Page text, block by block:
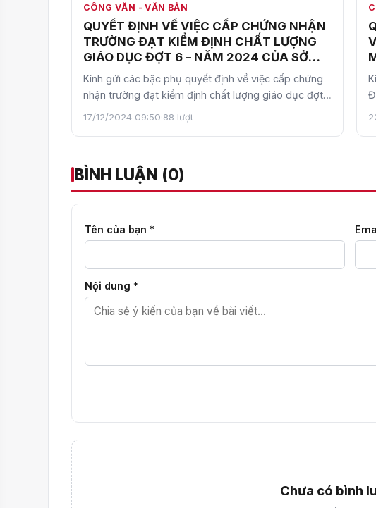
CÔNG VĂN - VĂN BẢN
QUYẾT ĐỊNH VỀ VIỆC CẤP CHỨNG NHẬN
TRƯỜNG ĐẠT KIỂM ĐỊNH CHẤT LƯỢNG
GIÁO DỤC ĐỢT 6 – NĂM 2024 CỦA SỞ
GIÁO DỤC VÀ ĐÀO TẠO HÀ NỘI
Kính gửi các bậc phụ quyết định về việc cấp chứng
nhận trường đạt kiểm định chất lượng giáo dục đợt
6 – năm 20…
17/12/2024 09:50·88 lượt
BÌNH LUẬN (0)
Tên của bạn *
Nội dung *
Chưa có bình